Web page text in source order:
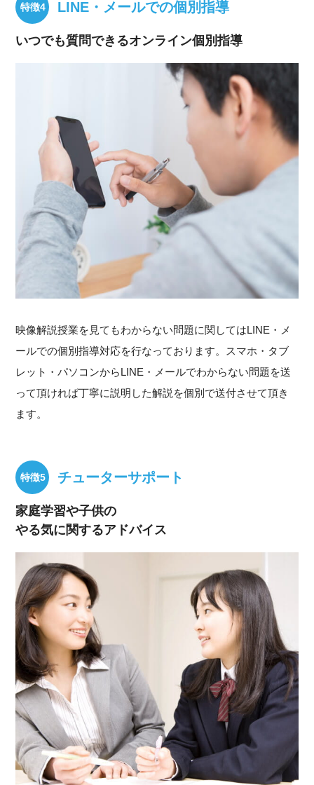
LINE・メールでの個別指導
いつでも質問できるオンライン個別指導
映像解説授業を見てもわからない問題に関してはLINE・メ
ールでの個別指導対応を行なっております。スマホ・タブ
レット・パソコンからLINE・メールでわからない問題を送
って頂ければ丁寧に説明した解説を個別で送付させて頂き
ます。
チューターサポート
家庭学習や子供の
やる気に関するアドバイス